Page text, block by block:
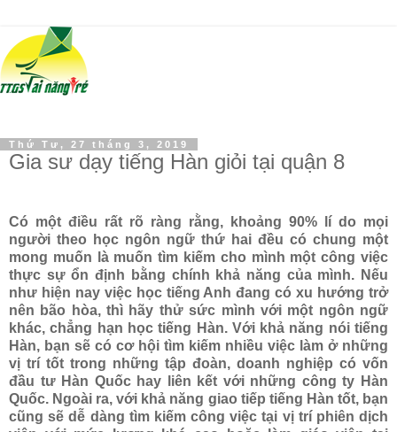
Thứ Tư, 27 tháng 3, 2019
Gia sư dạy tiếng Hàn giỏi tại quận 8
Có một điều rất rõ ràng rằng, khoảng 90% lí do mọi
người theo học ngôn ngữ thứ hai đều có chung một
mong muốn là muốn tìm kiếm cho mình một công việc
thực sự ổn định bằng chính khả năng của mình. Nếu
như hiện nay việc học tiếng Anh đang có xu hướng trở
nên bão hòa, thì hãy thử sức mình với một ngôn ngữ
khác, chẳng hạn học tiếng Hàn. Với khả năng nói tiếng
Hàn, bạn sẽ có cơ hội tìm kiếm nhiều việc làm ở những
vị trí tốt trong những tập đoàn, doanh nghiệp có vốn
đầu tư Hàn Quốc hay liên kết với những công ty Hàn
Quốc. Ngoài ra, với khả năng giao tiếp tiếng Hàn tốt, bạn
cũng sẽ dễ dàng tìm kiếm công việc tại vị trí phiên dịch